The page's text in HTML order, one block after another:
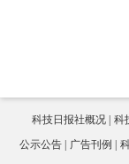
科技日报社概况 科
公示公告
广告刊例